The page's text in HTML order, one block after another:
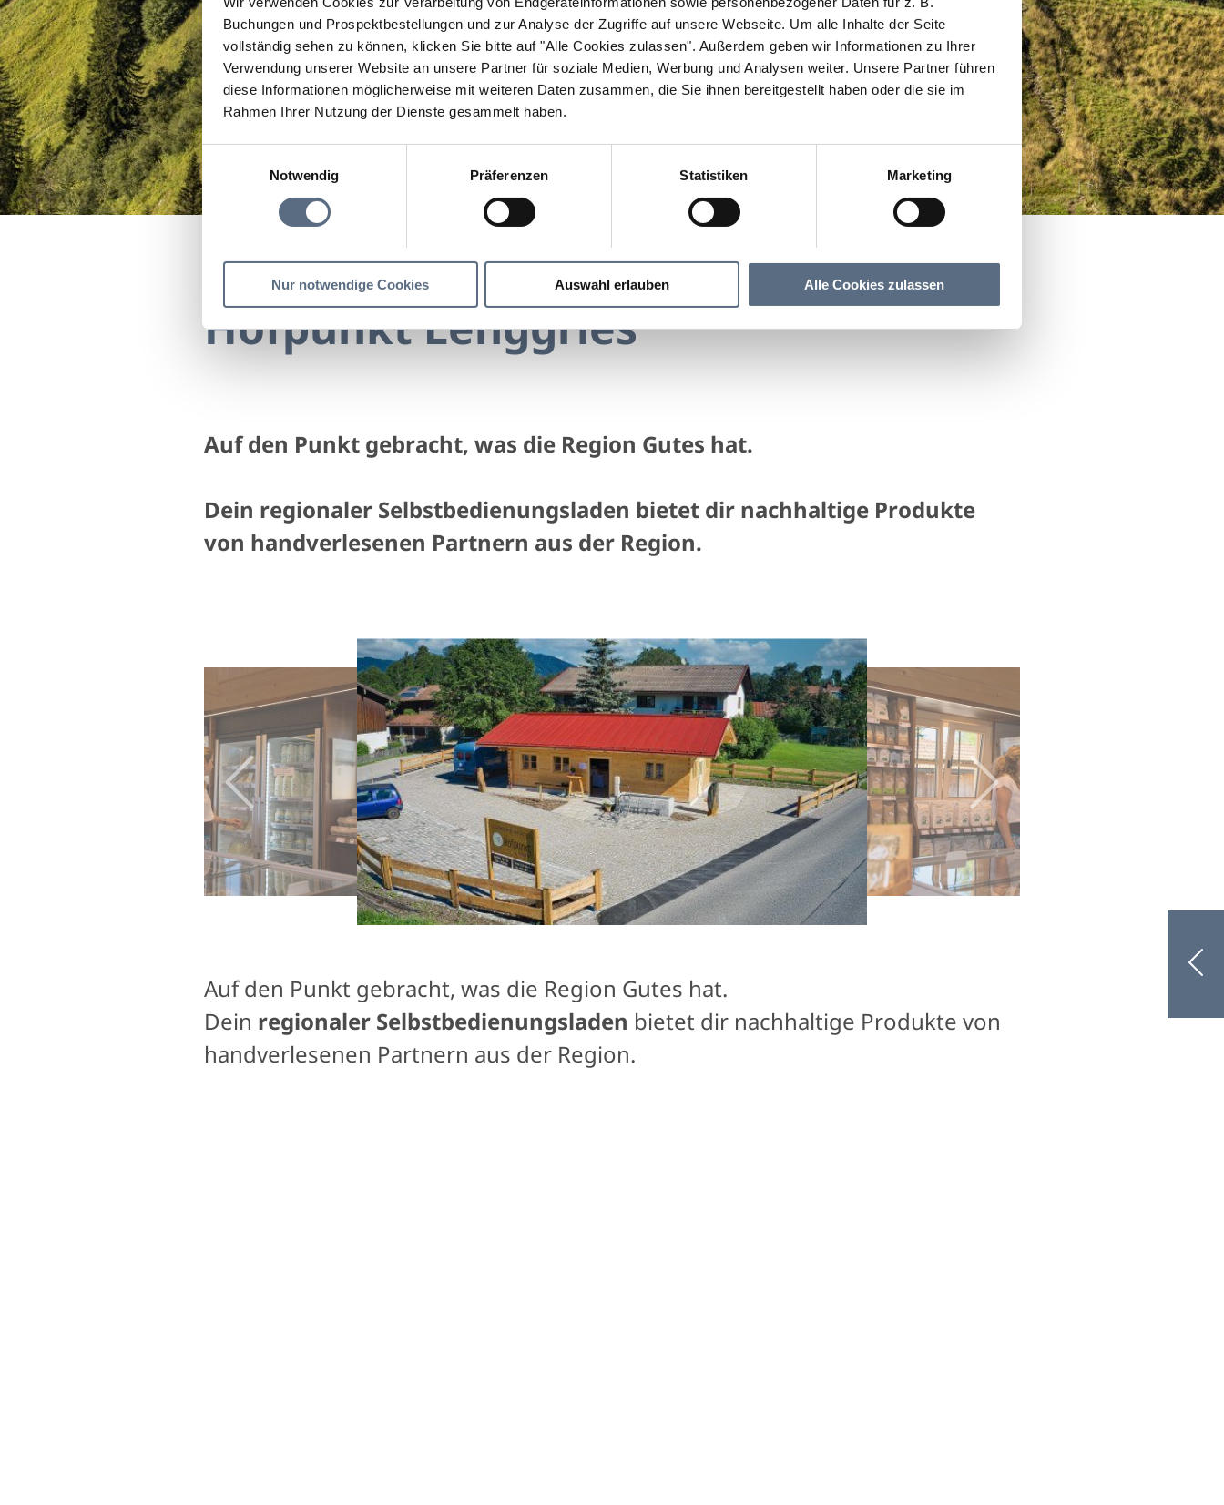
Buchungen und Prospektbestellungen und zur Analyse der Zugriffe auf unsere Webseite. Um alle Inhalte der Seite
vollständig sehen zu können, klicken Sie bitte auf "Alle Cookies zulassen". Außerdem geben wir Informationen zu Ihrer
Verwendung unserer Website an unsere Partner für soziale Medien, Werbung und Analysen weiter. Unsere Partner führen
diese Informationen möglicherweise mit weiteren Daten zusammen, die Sie ihnen bereitgestellt haben oder die sie im
Rahmen Ihrer Nutzung der Dienste gesammelt haben.
Einwilligungsauswahl
Notwendig
Präferenzen Statistiken Marketing
Nur notwendige Cookies Auswahl erlauben Alle Cookies zulassen
Hofpunkt Lenggries
Auf den Punkt gebracht, was die Region Gutes hat.
Dein regionaler Selbstbedienungsladen bietet dir nachhaltige Produkte
von handverlesenen Partnern aus der Region.
Auf den Punkt gebracht, was die Region Gutes hat.
Dein regionaler Selbstbedienungsladen bietet dir nachhaltige Produkte von
handverlesenen Partnern aus der Region.